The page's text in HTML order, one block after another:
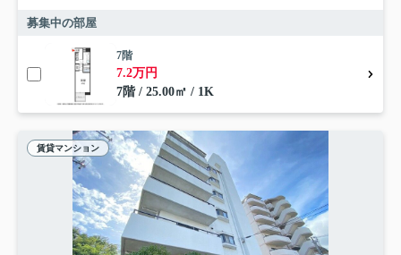
募集中の部屋
7階
7.2万円
7階 / 25.00㎡ / 1K
賃貸マンション